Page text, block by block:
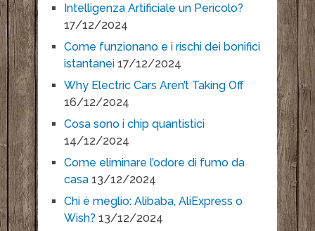
Intelligenza Artificiale un Pericolo?
17/12/2024
Come funzionano e i rischi dei bonifici
istantanei 17/12/2024
Why Electric Cars Aren’t Taking Off
16/12/2024
Cosa sono i chip quantistici
14/12/2024
Come eliminare l’odore di fumo da
casa 13/12/2024
Chi è meglio: Alibaba, AliExpress o
Wish? 13/12/2024